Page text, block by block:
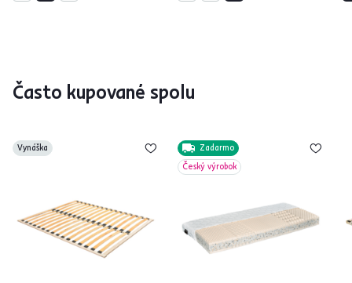
Často kupované spolu
Vynáška
Zadarmo
Český výrobok